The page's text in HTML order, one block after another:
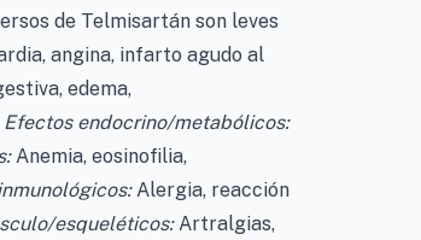
de Telmisartán son leves
angina, infarto agudo al
edema,
Efectos endocrino/metabólicos:
Anemia, eosinofilia,
Alergia, reacción
esqueléticos:Artralgias,